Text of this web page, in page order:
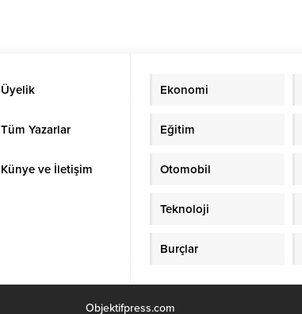
Üyelik
Tüm Yazarlar
Künye ve İletişim
Ekonomi
Eğitim
Otomobil
Teknoloji
Burçlar
Objektifpress.com